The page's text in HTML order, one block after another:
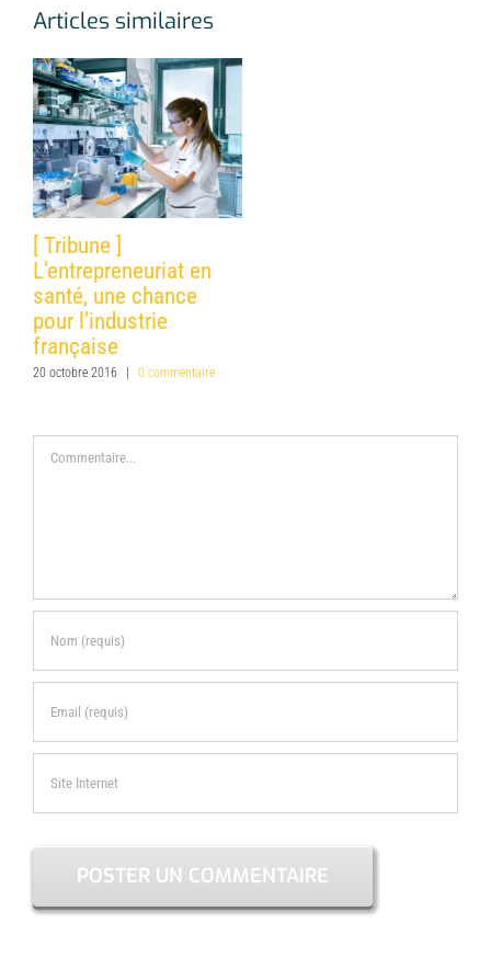
Articles similaires
[ Tribune ]
L’entrepreneuriat en
santé, une chance
pour l’industrie
française
20 octobre 2016 | 0 commentaire
Commentaire